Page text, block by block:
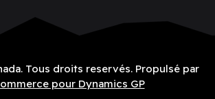
Tous droits reservés. Propulsé par
pour Dynamics GP